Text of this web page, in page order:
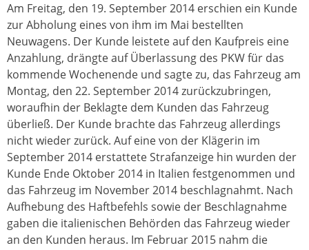
Am Freitag, den 19. September 2014 erschien ein Kunde
zur Abholung eines von ihm im Mai bestellten
Neuwagens. Der Kunde leistete auf den Kaufpreis eine
Anzahlung, drängte auf Überlassung des PKW für das
kommende Wochenende und sagte zu, das Fahrzeug am
Montag, den 22. September 2014 zurückzubringen,
woraufhin der Beklagte dem Kunden das Fahrzeug
überließ. Der Kunde brachte das Fahrzeug allerdings
nicht wieder zurück. Auf eine von der Klägerin im
September 2014 erstattete Strafanzeige hin wurden der
Kunde Ende Oktober 2014 in Italien festgenommen und
das Fahrzeug im November 2014 beschlagnahmt. Nach
Aufhebung des Haftbefehls sowie der Beschlagnahme
gaben die italienischen Behörden das Fahrzeug wieder
an den Kunden heraus. Im Februar 2015 nahm die